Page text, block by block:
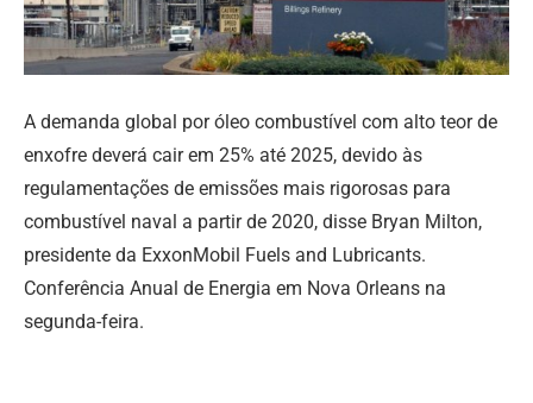
A demanda global por óleo combustível com alto teor de
enxofre deverá cair em 25% até 2025, devido às
regulamentações de emissões mais rigorosas para
combustível naval a partir de 2020, disse Bryan Milton,
presidente da ExxonMobil Fuels and Lubricants.
Conferência Anual de Energia em Nova Orleans na
segunda-feira.